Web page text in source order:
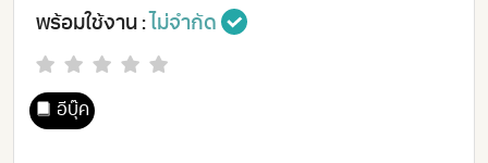
พร้อมใช้งาน : ไม่จำกัด
อีบุ๊ค